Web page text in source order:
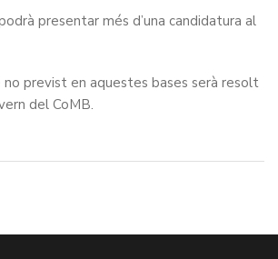
presentar més d’una candidatura al
previst en aquestes bases serà resolt
del CoMB.